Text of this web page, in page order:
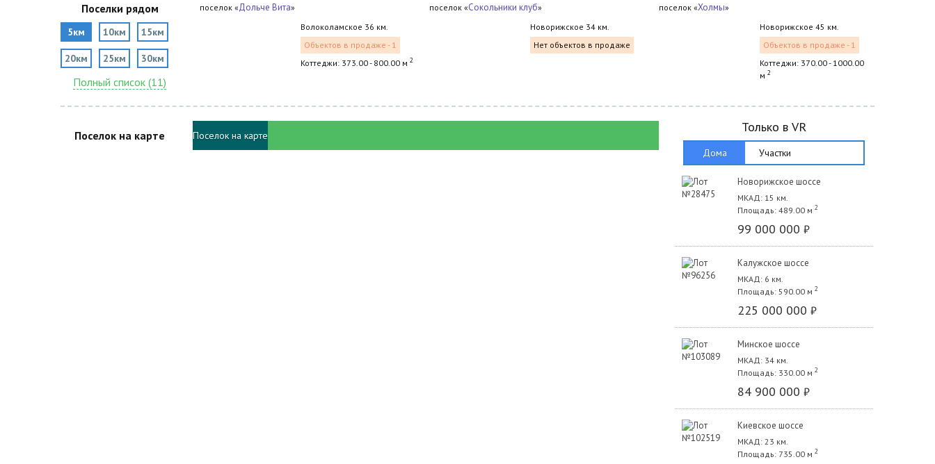
Поселки рядом
5км 10км 15км
20км 25км 30км
Полный список (11)
поселок «Дольче Вита»
Волоколамское 36 км.
Объектов в продаже - 1
Коттеджи: 373.00 - 800.00 м 2
поселок «Сокольники клуб»
Новорижское 34 км.
Нет объектов в продаже
поселок «Холмы»
Новорижское 45 км.
Объектов в продаже - 1
Коттеджи: 370.00 - 1000.00
м 2
Поселок на карте Поселок на карте
Только в VR
Дома Участки
Новорижское шоссе
МКАД: 15 км.
Площадь: 489.00 м 2
99 000 000 ₽
Калужское шоссе
МКАД: 6 км.
Площадь: 590.00 м 2
225 000 000 ₽
Минское шоссе
МКАД: 34 км.
Площадь: 330.00 м 2
84 900 000 ₽
Киевское шоссе
МКАД: 23 км.
Площадь: 735.00 м 2